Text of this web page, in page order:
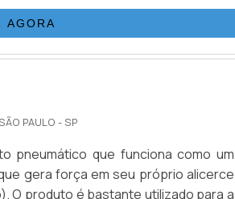
suspensos em unidades de
AGORA
PAULO - SP
pneumático que funciona como um
gera força em seu próprio alicerce
O produto é bastante utilizado para a